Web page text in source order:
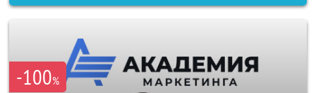
-100%